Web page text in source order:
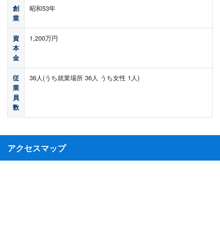
創
業
昭和53年
資
本
金
1,200万円
従
業
員
数
36人(うち就業場所 36人 うち女性 1人)
アクセスマップ